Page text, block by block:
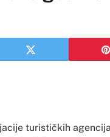
turističkih